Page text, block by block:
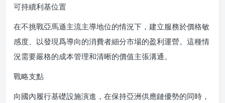
可持續利基位置
在不挑戰亞馬遜主流主導地位的情況下，建立服務於價格敏
感度、以發現爲導向的消費者細分市場的盈利運營。這種情
況需要嚴格的成本管理和清晰的價值主張溝通。
戰略支點
向國內履行基礎設施演進，在保持亞洲供應鏈優勢的同時，